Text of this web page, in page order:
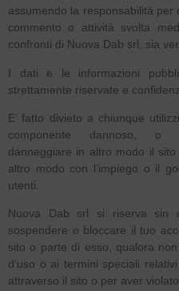
assumendo la responsabilità
commento o attività svolta
confronti di Nuova Dab srl, sia
I dati e le informazioni
strettamente riservate e
E’ fatto divieto a chiunque
componente dannoso, o
danneggiare in altro modo il
altro modo con l’impiego o il
utenti.
Nuova Dab srl si riserva sin
sospendere o bloccare il tuo
sito o parte di esso, qualora
d’uso o ai termini speciali
attraverso il sito o per aver